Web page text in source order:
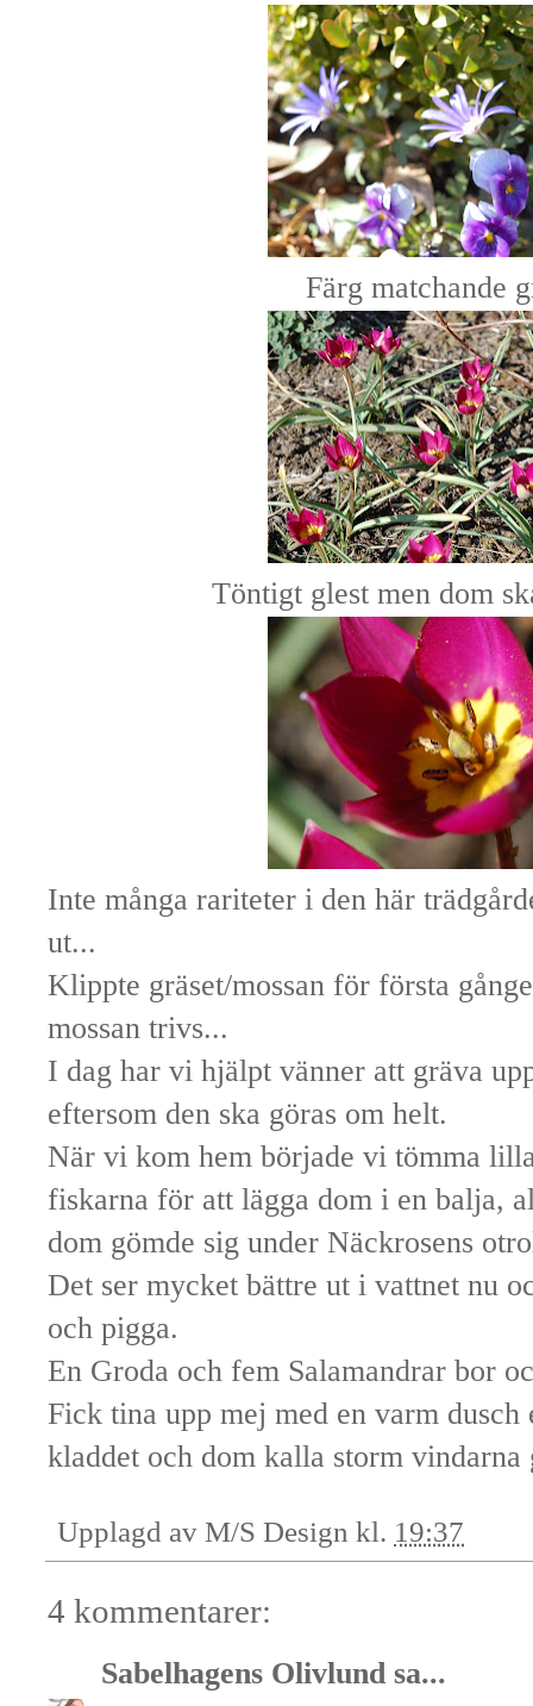
Färg matchande
Töntigt glest men dom
Inte många rariteter i den här
ut...
Klippte gräset/mossan för första
mossan trivs...
I dag har vi hjälpt vänner att gräva
eftersom den ska göras om helt.
När vi kom hem började vi tömma
fiskarna för att lägga dom i en balja,
dom gömde sig under Näckrosens
Det ser mycket bättre ut i vattnet nu
och pigga.
En Groda och fem Salamandrar bor
Fick tina upp mej med en varm
kladdet och dom kalla storm
Upplagd av M/S Design kl. 19:37
4 kommentarer:
Sabelhagens Olivlund sa...